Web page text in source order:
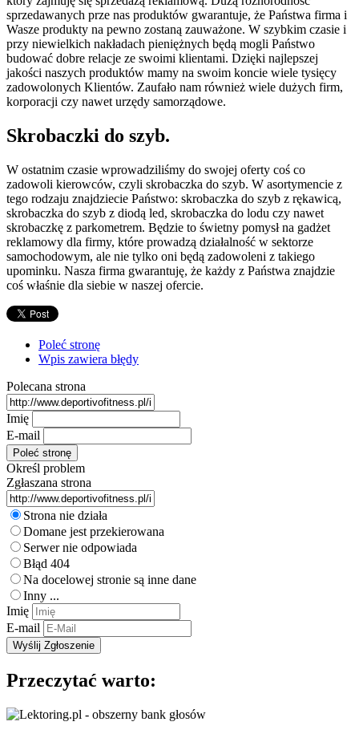
sprzedawanych prze nas produktów gwarantuje, że Państwa firma i
Wasze produkty na pewno zostaną zauważone. W szybkim czasie i
przy niewielkich nakładach pieniężnych będą mogli Państwo
budować dobre relacje ze swoimi klientami. Dzięki najlepszej
jakości naszych produktów mamy na swoim koncie wiele tysięcy
zadowolonych Klientów. Zaufało nam również wiele dużych firm,
korporacji czy nawet urzędy samorządowe.
Skrobaczki do szyb.
W ostatnim czasie wprowadziliśmy do swojej oferty coś co
zadowoli kierowców, czyli skrobaczka do szyb. W asortymencie z
tego rodzaju znajdziecie Państwo: skrobaczka do szyb z rękawicą,
skrobaczka do szyb z diodą led, skrobaczka do lodu czy nawet
skrobaczkę z parkometrem. Będzie to świetny pomysł na gadżet
reklamowy dla firmy, które prowadzą działalność w sektorze
samochodowym, ale nie tylko oni będą zadowoleni z takiego
upominku. Nasza firma gwarantuję, że każdy z Państwa znajdzie
coś właśnie dla siebie w naszej ofercie.
Poleć stronę
Wpis zawiera błędy
Polecana strona
Imię
E-mail
Określ problem
Zgłaszana strona
Strona nie działa
Domane jest przekierowana
Serwer nie odpowiada
Błąd 404
Na docelowej stronie są inne dane
Inny ...
Imię
E-mail
Przeczytać warto: